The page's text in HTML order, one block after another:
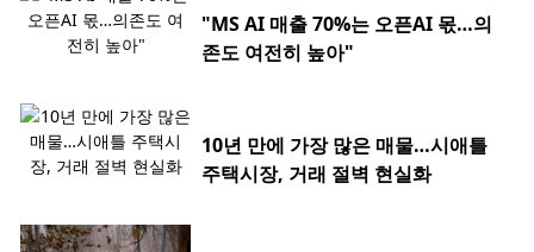
"MS AI 매출 70%는 오픈AI 몫…의
존도 여전히 높아"
10년 만에 가장 많은 매물…시애틀
주택시장, 거래 절벽 현실화